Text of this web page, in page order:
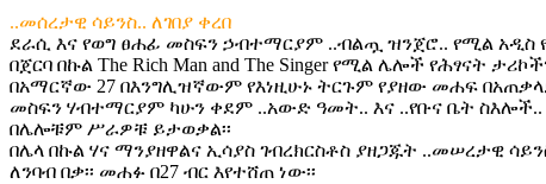
..መሰረታዊ ሳይንስ.. ለገበያ ቀረበ
ደራሲ እና የወግ ፀሐፊ መስፍን ኃብተማርያም ..ብልጧ ዝንጀሮ.. የሚል አዲስ
በጀርባ በኩል The Rich Man and The Singer የሚል ሌሎች የሕፃናት
በአማርኛው 27 በእንግሊዝኛውም የእነዚሁኑ ትርጉም የያዘው መሐፍ በአጠቃላይ
መስፍን ሃብተማርያም ካሁን ቀደም ..አውድ ዓመት.. እና ..የቡና ቤት
በሌሎቹም ሥራዎቹ ይታወቃል፡፡
በሌላ በኩል ሃና ማንያዘዋልና ኢሳያስ ገብረክርስቶስ ያዘጋጁት ..መሠረታዊ
ለንባብ በቃ፡፡ መሐፉ በ27 ብር እየተሸጠ ነው፡፡